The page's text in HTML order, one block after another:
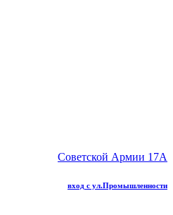
Советской Армии 17А
вход с ул.Промышленности